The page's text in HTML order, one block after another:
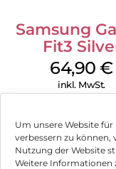
Um unsere Website
verbessern zu können,
Nutzung der Website
Weitere Informationen
Samsung
Fit3
64,90€
inkl. MwSt.
Impressum